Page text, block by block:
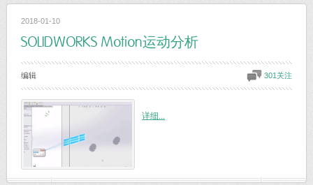
2018-01-10
SOLIDWORKS Motion运动分析
编辑 301关注
详细...